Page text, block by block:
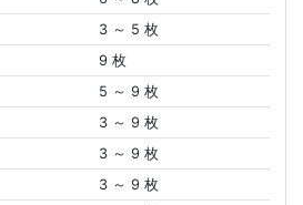
3 ～ 5 枚
9 枚
5 ～ 9 枚
3 ～ 9 枚
3 ～ 9 枚
3 ～ 9 枚